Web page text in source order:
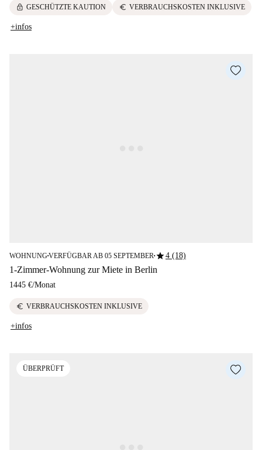
lock GESCHÜTZTE KAUTION euro VERBRAUCHSKOSTEN INKLUSIVE
+infos
WOHNUNG■VERFÜGBAR AB 05 SEPTEMBER■star4 (18)
1-Zimmer-Wohnung zur Miete in Berlin
1445 €/Monat
euro VERBRAUCHSKOSTEN INKLUSIVE
+infos
ÜBERPRÜFT